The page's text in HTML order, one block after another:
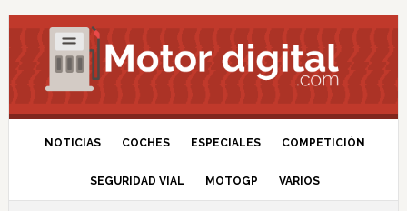
NOTICIAS COCHES ESPECIALES COMPETICIÓN
SEGURIDAD VIAL MOTOGP VARIOS